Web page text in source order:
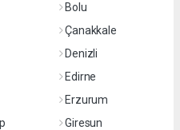
Bolu
Çanakkale
Denizli
Edirne
Erzurum
Giresun